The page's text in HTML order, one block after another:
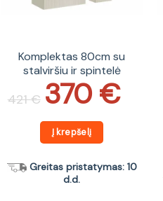
Komplektas 80cm su
stalviršiu ir spintelė
421€
price
was: 370 €
Current
price
is:
Į krepšelį
Greitas pristatymas: 10
d.d.